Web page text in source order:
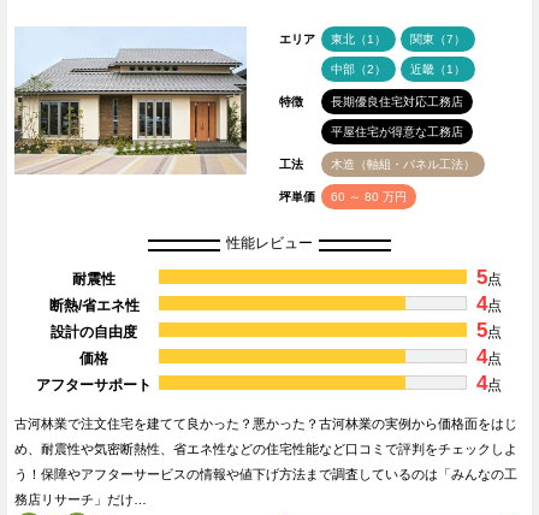
エリア 東北（1） 関東（7）
中部（2） 近畿（1）
特徴 長期優良住宅対応工務店
平屋住宅が得意な工務店
工法 木造（軸組・パネル工法）
坪単価 60 ～ 80 万円
性能レビュー
耐震性 5点
断熱/省エネ性
4点
設計の自由度
5点
価格
4点
アフターサポート
4点
古河林業で注文住宅を建てて良かった？悪かった？古河林業の実例から価格面をはじ
め、耐震性や気密断熱性、省エネ性などの住宅性能など口コミで評判をチェックしよ
う！保障やアフターサービスの情報や値下げ方法まで調査しているのは「みんなの工
務店リサーチ」だけ…